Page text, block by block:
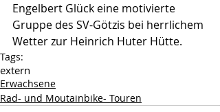
Engelbert Glück eine motivierte
Gruppe des SV-Götzis bei herrlichem
Wetter zur Heinrich Huter Hütte.
Tags:
extern
Erwachsene
Rad- und Moutainbike- Touren